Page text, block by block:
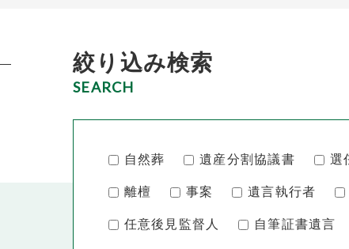
絞り込み検索
SEARCH
自然葬 遺産分割協議書 選
離檀 事案 遺言執行者
任意後見監督人 自筆証書遺言